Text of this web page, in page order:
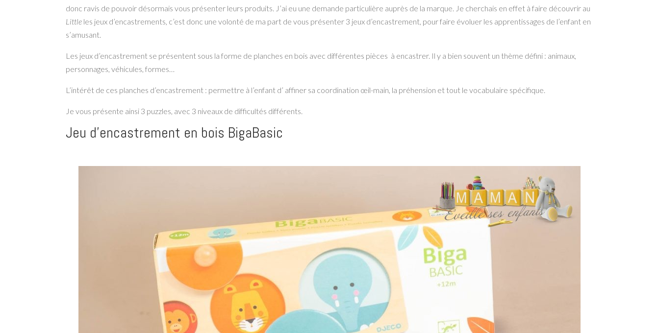
donc ravis de pouvoir désormais vous présenter leurs produits. J’ai eu une demande particulière auprès de la marque. Je cherchais en effet à faire découvrir au
Little les jeux d’encastrements, c’est donc une volonté de ma part de vous présenter 3 jeux d’encastrement, pour faire évoluer les apprentissages de l’enfant en
s’amusant.
Les jeux d’encastrement se présentent sous la forme de planches en bois avec différentes pièces à encastrer. Il y a bien souvent un thème défini : animaux,
personnages, véhicules, formes…
L’intérêt de ces planches d’encastrement : permettre à l’enfant d’ affiner sa coordination œil-main, la préhension et tout le vocabulaire spécifique.
Je vous présente ainsi 3 puzzles, avec 3 niveaux de difficultés différents.
Jeu d’encastrement en bois BigaBasic